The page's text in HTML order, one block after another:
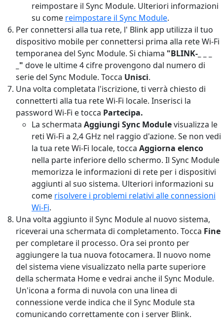
reimpostare il Sync Module. Ulteriori informazioni
su come reimpostare il Sync Module.
Per connettersi alla tua rete, l' Blink app utilizza il tuo
dispositivo mobile per connettersi prima alla rete Wi-Fi
temporanea del Sync Module. Si chiama "BLINK-_ _ _
_" dove le ultime 4 cifre provengono dal numero di
serie del Sync Module. Tocca Unisci.
Una volta completata l'iscrizione, ti verrà chiesto di
connetterti alla tua rete Wi-Fi locale. Inserisci la
password Wi-Fi e tocca Partecipa.
La schermata Aggiungi Sync Modulevisualizza le
reti Wi-Fi a 2,4 GHz nel raggio d'azione. Se non vedi
la tua rete Wi-Fi locale, tocca Aggiorna elenco
nella parte inferiore dello schermo. Il Sync Module
memorizza le informazioni di rete per i dispositivi
aggiunti al suo sistema. Ulteriori informazioni su
come risolvere i problemi relativi alle connessioni
Wi-Fi.
Una volta aggiunto il Sync Module al nuovo sistema,
riceverai una schermata di completamento. Tocca Fine
per completare il processo. Ora sei pronto per
aggiungere la tua nuova fotocamera. Il nuovo nome
del sistema viene visualizzato nella parte superiore
della schermata Home e vedrai anche il Sync Module.
Un'icona a forma di nuvola con una linea di
connessione verde indica che il Sync Module sta
comunicando correttamente con i server Blink.